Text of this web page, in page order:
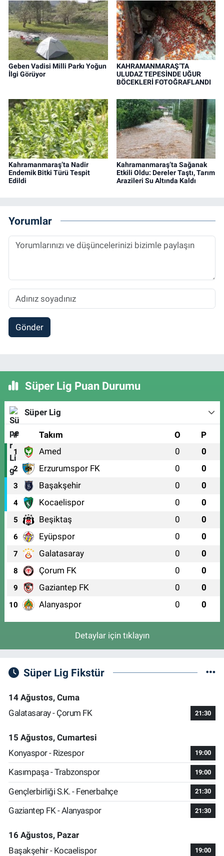
Geben Vadisi Milli Parkı Yoğun
İlgi Görüyor
KAHRAMANMARAŞ’TA
ULUDAZ TEPESİNDE UĞUR
BÖCEKLERİ FOTOĞRAFLANDI
Kahramanmaraş’ta Nadir
Endemik Bitki Türü Tespit
Edildi
Kahramanmaraş’ta Sağanak
Etkili Oldu: Dereler Taştı, Tarım
Arazileri Su Altında Kaldı
Yorumlar
Gönder
Süper Lig Puan Durumu
Süper Lig
# Takım O P
1 Amed 0 0
2 Erzurumspor FK 0 0
3 Başakşehir 0 0
4 Kocaelispor 0 0
5 Beşiktaş 0 0
6 Eyüpspor 0 0
7 Galatasaray 0 0
8 Çorum FK 0 0
9 Gaziantep FK 0 0
10 Alanyaspor 0 0
Detaylar için tıklayın
Süper Lig Fikstür
14 Ağustos, Cuma
Galatasaray - Çorum FK
21:30
15 Ağustos, Cumartesi
Konyaspor - Rizespor
19:00
Kasımpaşa - Trabzonspor 19:00
Gençlerbirliği S.K. - Fenerbahçe 21:30
Gaziantep FK - Alanyaspor 21:30
16 Ağustos, Pazar
Başakşehir - Kocaelispor
19:00